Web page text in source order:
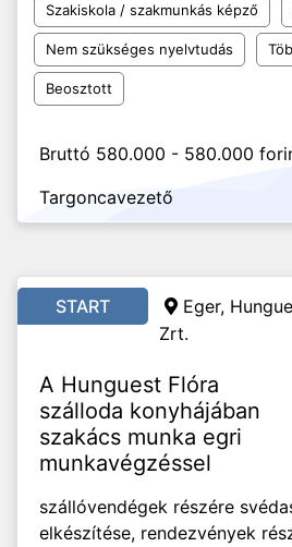
Szakiskola / szakmunkás képző
Nem szükséges nyelvtudás
Beosztott
Bruttó 580.000 - 580.000
Targoncavezető
START
Eger,
Zrt.
A Hunguest Flóra
szálloda konyhájában
szakács munka egri
munkavégzéssel
szállóvendégek részére
elkészítése, rendezvények